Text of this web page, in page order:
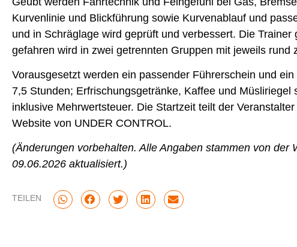
Kurvenlinie und Blickführung sowie Kurvenablauf und
und in Schräglage wird geprüft und verbessert. Die
gefahren wird in zwei getrennten Gruppen mit jeweils rund
Vorausgesetzt werden ein passender Führerschein und
7,5 Stunden; Erfrischungsgetränke, Kaffee und
inklusive Mehrwertsteuer. Die Startzeit teilt der
Website von UNDER CONTROL.
(Änderungen vorbehalten. Alle Angaben stammen von der
09.06.2026 aktualisiert.)
TEILEN